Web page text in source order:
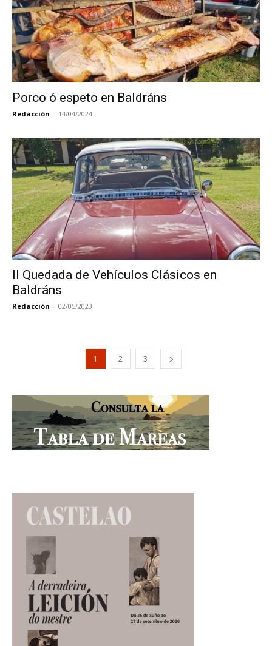
Porco ó espeto en Baldráns
Redacción - 14/04/2024
II Quedada de Vehículos Clásicos en
Baldráns
Redacción - 02/05/2023
1 2 3